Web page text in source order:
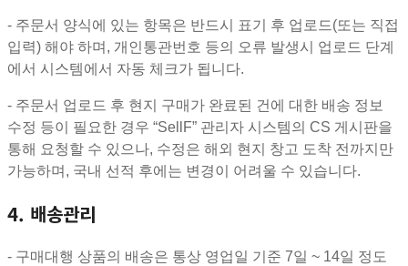
- 주문서 양식에 있는 항목은 반드시 표기 후 업로드(또는 직접
입력) 해야 하며, 개인통관번호 등의 오류 발생시 업로드 단계
에서 시스템에서 자동 체크가 됩니다.
- 주문서 업로드 후 현지 구매가 완료된 건에 대한 배송 정보
수정 등이 필요한 경우 “SellF” 관리자 시스템의 CS 게시판을
통해 요청할 수 있으나, 수정은 해외 현지 창고 도착 전까지만
가능하며, 국내 선적 후에는 변경이 어려울 수 있습니다.
4. 배송관리
- 구매대행 상품의 배송은 통상 영업일 기준 7일 ~ 14일 정도